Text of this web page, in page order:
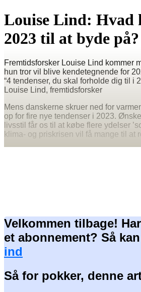
Louise Lind: Hvad
2023 til at byde på?
Fremtidsforsker Louise Lind kommer
hun tror vil blive kendetegnende for
“4 tendenser, du skal forholde dig til i
Louise Lind, fremtidsforsker
Mens danskerne skruer ned for
op for fire nye tendenser i 2023.
livsstil får os til at købe flere ydelser
klima- og priskrisen vil få mange til at
Velkommen tilbage!
et abonnement? Så
ind
Så for pokker, denne